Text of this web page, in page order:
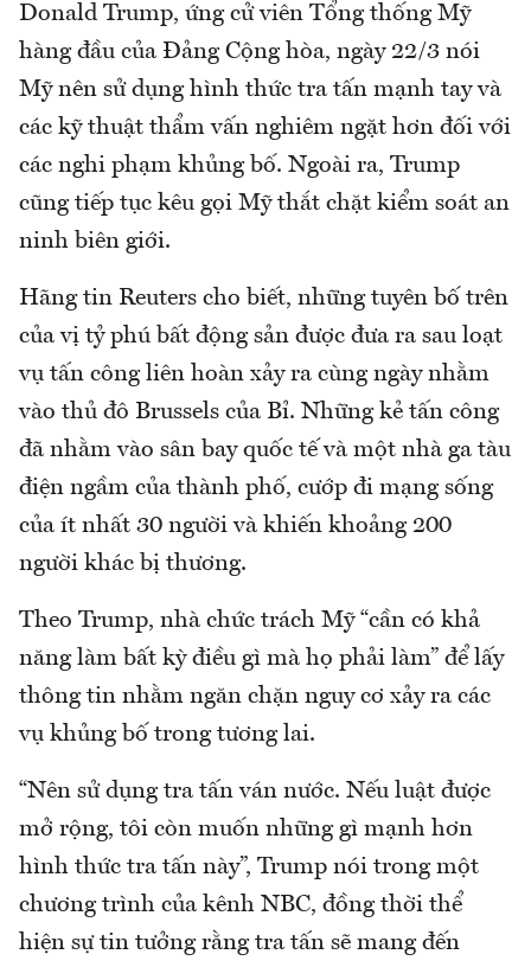
Donald Trump, ứng cử viên Tổng thống Mỹ
hàng đầu của Đảng Cộng hòa, ngày 22/3 nói
Mỹ nên sử dụng hình thức tra tấn mạnh tay và
các kỹ thuật thẩm vấn nghiêm ngặt hơn đối với
các nghi phạm khủng bố. Ngoài ra, Trump
cũng tiếp tục kêu gọi Mỹ thắt chặt kiểm soát an
ninh biên giới.
Hãng tin Reuters cho biết, những tuyên bố trên
của vị tỷ phú bất động sản được đưa ra sau loạt
vụ tấn công liên hoàn xảy ra cùng ngày nhằm
vào thủ đô Brussels của Bỉ. Những kẻ tấn công
đã nhằm vào sân bay quốc tế và một nhà ga tàu
điện ngầm của thành phố, cướp đi mạng sống
của ít nhất 30 người và khiến khoảng 200
người khác bị thương.
Theo Trump, nhà chức trách Mỹ “cần có khả
năng làm bất kỳ điều gì mà họ phải làm” để lấy
thông tin nhằm ngăn chặn nguy cơ xảy ra các
vụ khủng bố trong tương lai.
“Nên sử dụng tra tấn ván nước. Nếu luật được
mở rộng, tôi còn muốn những gì mạnh hơn
hình thức tra tấn này”, Trump nói trong một
chương trình của kênh NBC, đồng thời thể
hiện sự tin tưởng rằng tra tấn sẽ mang đến